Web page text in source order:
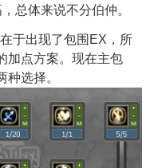
总体来说不分伯仲。
于出现了包围EX，所
加点方案。现在主包
选择。